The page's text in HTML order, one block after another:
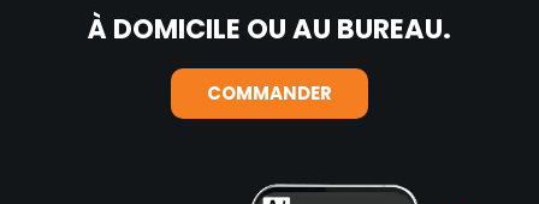
À DOMICILE OU AU BUREAU.
COMMANDER